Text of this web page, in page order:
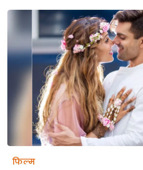
फिल्म